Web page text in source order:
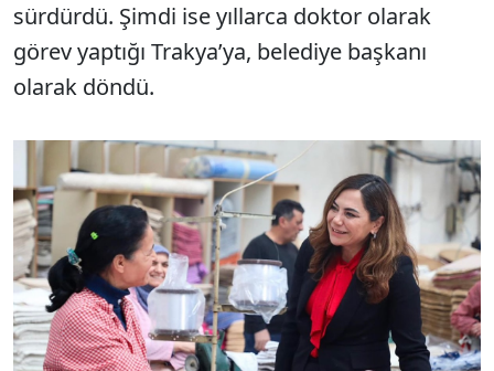
sürdürdü. Şimdi ise yıllarca doktor olarak
görev yaptığı Trakya’ya, belediye başkanı
olarak döndü.